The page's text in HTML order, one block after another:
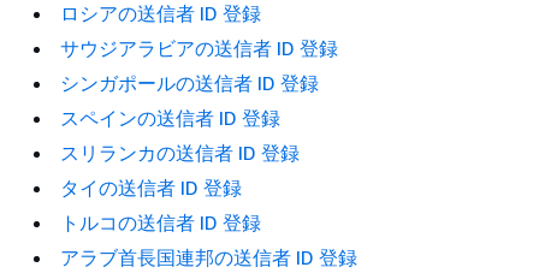
ロシアの送信者 ID 登録
サウジアラビアの送信者 ID 登録
シンガポールの送信者 ID 登録
スペインの送信者 ID 登録
スリランカの送信者 ID 登録
タイの送信者 ID 登録
トルコの送信者 ID 登録
アラブ首長国連邦の送信者 ID 登録